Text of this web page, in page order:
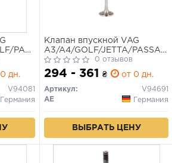
PASSAT
дн.
V94081
Германия
Клапан впускной VAG
A3/A4/GOLF/JETTA/PASSAT/
02-
AWA/BLR/BLX/BLY/BMB/
(мин. 4 шт)
0 отзывов
294 - 361 ₴ от 0 дн.
Артикул:
V94691
AE
Германия
ВЫБРАТЬ ЦЕНУ